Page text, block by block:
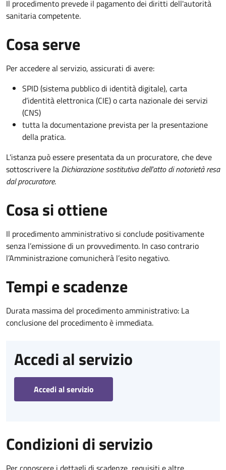
Il procedimento prevede il pagamento dei diritti dell'autorità
sanitaria competente.
Cosa serve
Per accedere al servizio, assicurati di avere:
SPID (sistema pubblico di identità digitale), carta
d’identità elettronica (CIE) o carta nazionale dei servizi
(CNS)
tutta la documentazione prevista per la presentazione
della pratica.
L'istanza può essere presentata da un procuratore, che deve
sottoscrivere la Dichiarazione sostitutiva dell'atto di notorietà resa
dal procuratore.
Cosa si ottiene
Il procedimento amministrativo si conclude positivamente
senza l’emissione di un provvedimento. In caso contrario
l’Amministrazione comunicherà l’esito negativo.
Tempi e scadenze
Durata massima del procedimento amministrativo: La
conclusione del procedimento è immediata.
Accedi al servizio
Accedi al servizio
Condizioni di servizio